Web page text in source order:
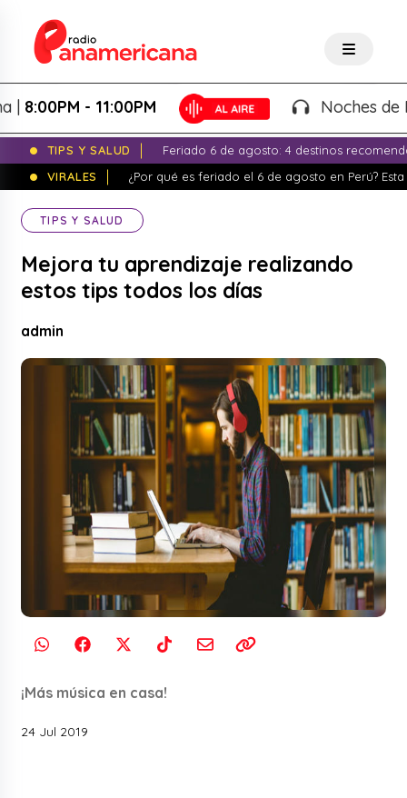
- 11:00PM Noches de
TIPS Y SALUD
Feriado 6 de agosto: 4 destinos
VIRALES
¿Por qué es feriado el 6 de agosto en Perú?
TIPS Y SALUD
Mejora tu aprendizaje realizando
estos tips todos los días
admin
¡Más música en casa!
24 Jul 2019